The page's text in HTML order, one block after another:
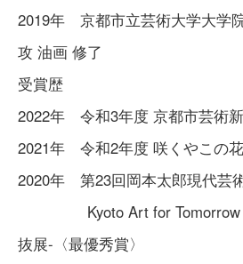
2019年 京都市立芸術大学大学
攻 油画 修了
受賞歴
2022年 令和3年度 京都市芸術
2021年 令和2年度 咲くやこの花
2020年 第23回岡本太郎現代芸
Kyoto Art for Tomorrow
抜展-〈最優秀賞〉